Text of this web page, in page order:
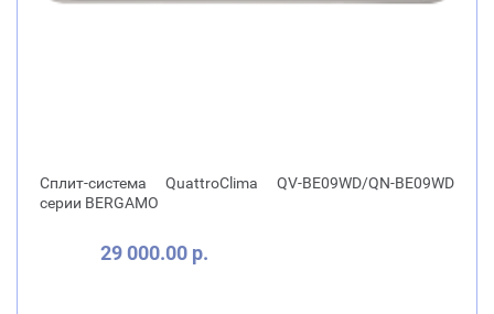
Сплит-система QuattroClima QV-BE09WD/QN-BE09WD
серии BERGAMO
29 000.00 р.